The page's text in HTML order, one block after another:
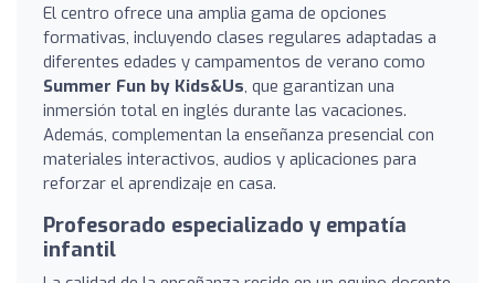
El centro ofrece una amplia gama de opciones
formativas, incluyendo clases regulares adaptadas a
diferentes edades y campamentos de verano como
Summer Fun by Kids&Us, que garantizan una
inmersión total en inglés durante las vacaciones.
Además, complementan la enseñanza presencial con
materiales interactivos, audios y aplicaciones para
reforzar el aprendizaje en casa.
Profesorado especializado y empatía
infantil